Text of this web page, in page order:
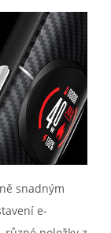
snadným
e-